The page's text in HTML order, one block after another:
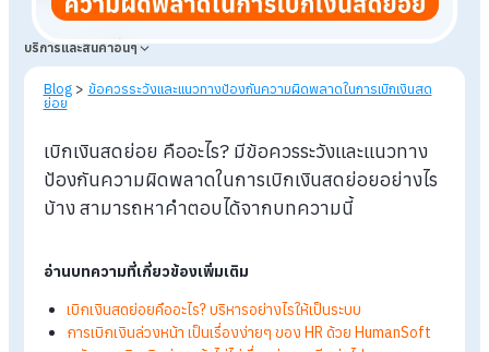
บริการและสินค้าอื่นๆ
ข้อควรระวังและแนวทางป้องกันความผิดพลาดในการเบิกเงินส
ย่อย